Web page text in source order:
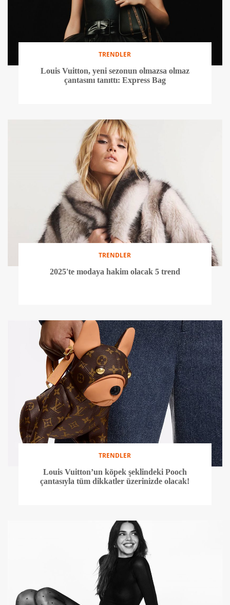
TRENDLER
Louis Vuitton, yeni sezonun olmazsa olmaz
çantasını tanıttı: Express Bag
TRENDLER
2025'te modaya hakim olacak 5 trend
TRENDLER
Louis Vuitton’un köpek şeklindeki Pooch
çantasıyla tüm dikkatler üzerinizde olacak!